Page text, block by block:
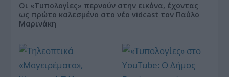
Οι «Τυπολογίες» περνούν στην εικόνα, έχοντας
ως πρώτο καλεσμένο στο νέο vidcast τον Παύλο
Μαρινάκη